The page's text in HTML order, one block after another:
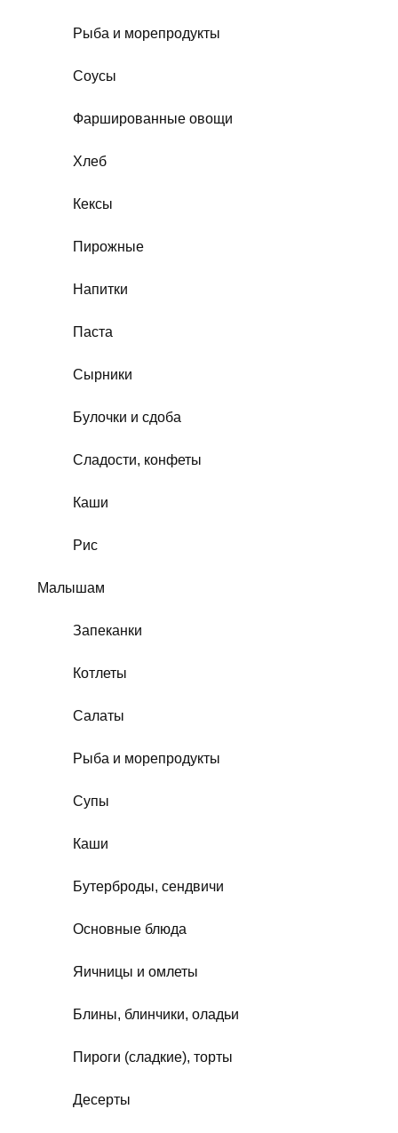
Рыба и морепродукты
Соусы
Фаршированные овощи
Хлеб
Кексы
Пирожные
Напитки
Паста
Сырники
Булочки и сдоба
Сладости, конфеты
Каши
Рис
Малышам
Запеканки
Котлеты
Салаты
Рыба и морепродукты
Супы
Каши
Бутерброды, сендвичи
Основные блюда
Яичницы и омлеты
Блины, блинчики, оладьи
Пироги (сладкие), торты
Десерты